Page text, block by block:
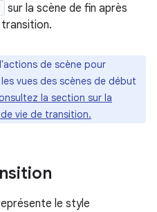
sur la scène de fin après
de scène pour
vues des scènes de début
la section sur la
vie de transition.
le style